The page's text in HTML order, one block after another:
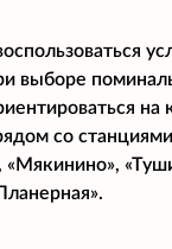
выборе
со
«Мякинино»,